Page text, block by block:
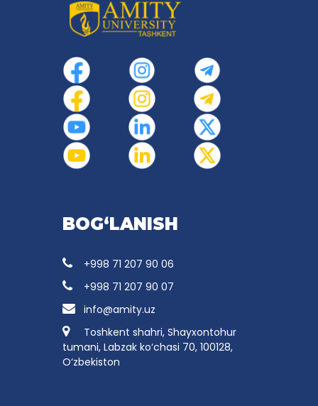
BOG‘LANISH
+998 71 207 90 06
+998 71 207 90 07
info@amity.uz
Toshkent shahri, Shayxontohur
tumani, Labzak ko‘chasi 70, 100128,
O‘zbekiston